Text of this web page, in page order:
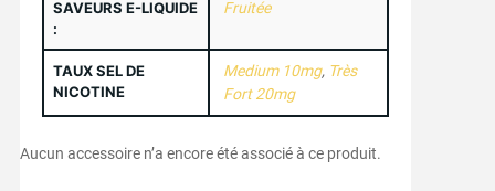
SAVEURS E-LIQUIDE
:
Fruitée
TAUX SEL DE
NICOTINE
Medium 10mg, Très
Fort 20mg
Aucun accessoire n’a encore été associé à ce produit.